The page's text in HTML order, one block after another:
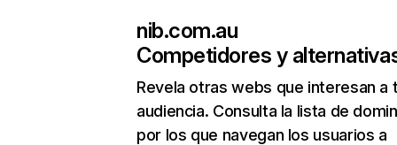
nib.com.au
Competidores y
Revela otras webs que interesan a
audiencia. Consulta la lista de
por los que navegan los usuarios a